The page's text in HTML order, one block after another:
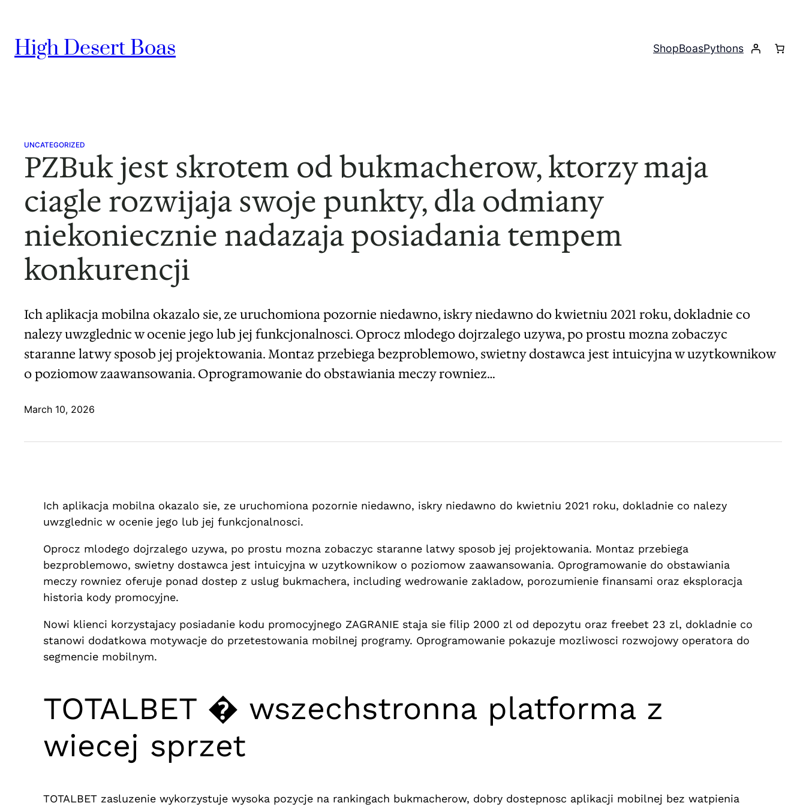
content
High Desert Boas ShopBoasPythons
UNCATEGORIZED
PZBuk jest skrotem od bukmacherow, ktorzy maja
ciagle rozwijaja swoje punkty, dla odmiany
niekoniecznie nadazaja posiadania tempem
konkurencji
Ich aplikacja mobilna okazalo sie, ze uruchomiona pozornie niedawno, iskry niedawno do kwietniu 2021 roku, dokladnie co
nalezy uwzglednic w ocenie jego lub jej funkcjonalnosci. Oprocz mlodego dojrzalego uzywa, po prostu mozna zobaczyc
staranne latwy sposob jej projektowania. Montaz przebiega bezproblemowo, swietny dostawca jest intuicyjna w uzytkownikow
o poziomow zaawansowania. Oprogramowanie do obstawiania meczy rowniez…
March 10, 2026
Ich aplikacja mobilna okazalo sie, ze uruchomiona pozornie niedawno, iskry niedawno do kwietniu 2021 roku, dokladnie co nalezy
uwzglednic w ocenie jego lub jej funkcjonalnosci.
Oprocz mlodego dojrzalego uzywa, po prostu mozna zobaczyc staranne latwy sposob jej projektowania. Montaz przebiega
bezproblemowo, swietny dostawca jest intuicyjna w uzytkownikow o poziomow zaawansowania. Oprogramowanie do obstawiania
meczy rowniez oferuje ponad dostep z uslug bukmachera, including wedrowanie zakladow, porozumienie finansami oraz eksploracja
historia kody promocyjne.
Nowi klienci korzystajacy posiadanie kodu promocyjnego ZAGRANIE staja sie filip 2000 zl od depozytu oraz freebet 23 zl, dokladnie co
stanowi dodatkowa motywacje do przetestowania mobilnej programy. Oprogramowanie pokazuje mozliwosci rozwojowy operatora do
segmencie mobilnym.
TOTALBET � wszechstronna platforma z
wiecej sprzet
TOTALBET zasluzenie wykorzystuje wysoka pozycje na rankingach bukmacherow, dobry dostepnosc aplikacji mobilnej bez watpienia